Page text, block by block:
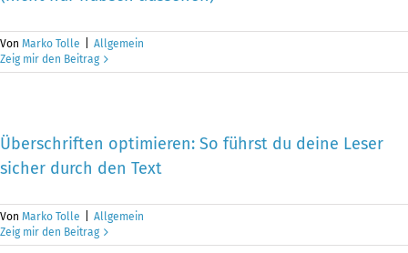
Von Marko Tolle
Allgemein
Zeig mir den Beitrag
Überschriften optimieren: So führst du deine Leser
sicher durch den Text
Von Marko Tolle
Allgemein
Zeig mir den Beitrag